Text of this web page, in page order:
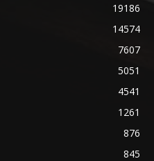
19186
14574
7607
5051
4541
1261
876
845